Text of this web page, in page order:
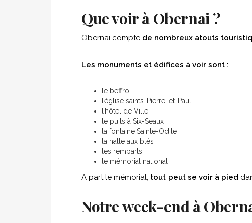
Que voir à Obernai ?
Obernai compte de nombreux atouts
Les monuments et édifices à voir sont :
le beffroi
l’église saints-Pierre-et-Paul
l’hôtel de Ville
le puits à Six-Seaux
la fontaine Sainte-Odile
la halle aux blés
les remparts
le mémorial national
A part le mémorial, tout peut se voir à pied
Notre week-end à